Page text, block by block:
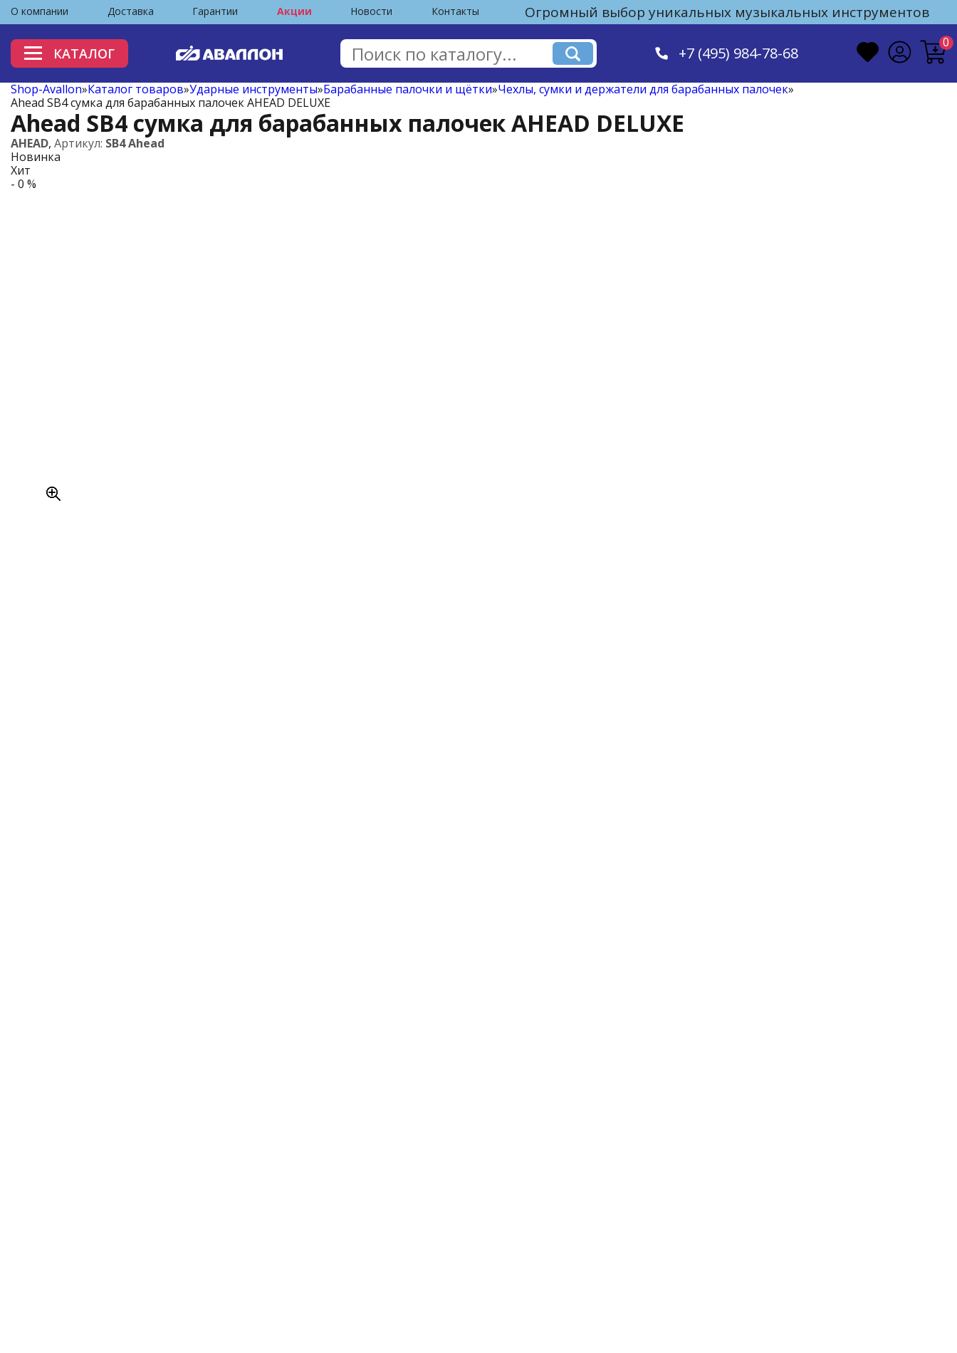
О компании Доставка Гарантии Акции Новости Контакты Огромный выбор уникальных музыкальных инструментов
КАТАЛОГ +7 (495) 984-78-68
0
Shop-Avallon»Каталог товаров»Ударные инструменты»Барабанные палочки и щётки»Чехлы, сумки и держатели для барабанных палочек»
Ahead SB4 сумка для барабанных палочек AHEAD DELUXE
Ahead SB4 сумка для барабанных палочек AHEAD DELUXE
AHEAD, Артикул: SB4 Ahead
Новинка
Хит
- 0 %